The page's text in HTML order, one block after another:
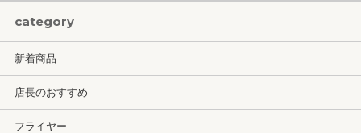
category
新着商品
店長のおすすめ
フライヤー